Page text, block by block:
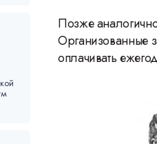
Позже
Организованные
оплачивать